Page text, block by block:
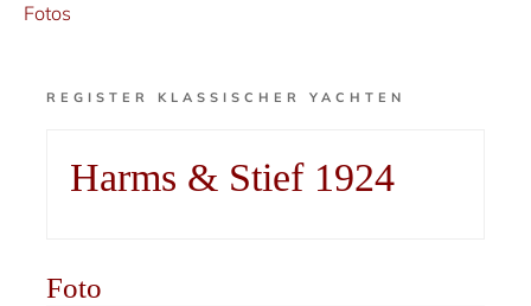
Fotos
REGISTER KLASSISCHER YACHTEN
Harms & Stief 1924
Foto